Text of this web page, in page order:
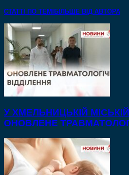
СТАТТІ ПО ТЕМІ БІЛЬШЕ ВІД АВТОРА
У ХМЕЛЬНИЦЬКІЙ
ОНОВЛЕНЕ